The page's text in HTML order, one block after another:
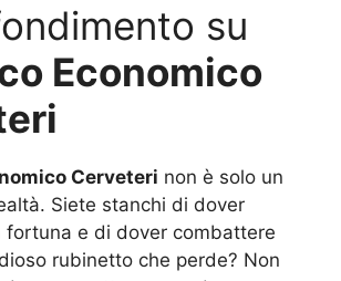
su
Economico
Cerveteri non è solo un
Siete stanchi di dover
fortuna e di dover combattere
rubinetto che perde? Non